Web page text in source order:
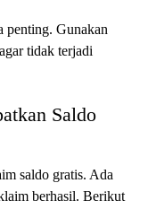
penting. Gunakan
tidak terjadi
Saldo
saldo gratis. Ada
berhasil. Berikut